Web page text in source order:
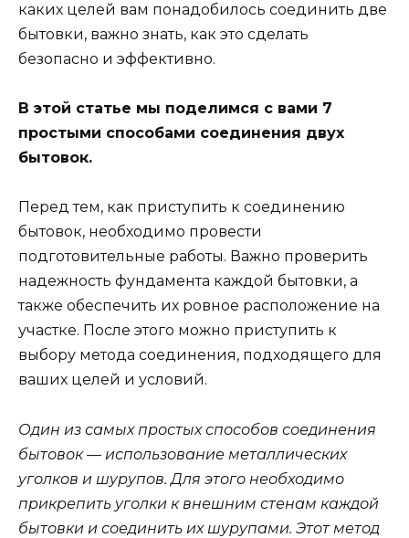
каких целей вам понадобилось соединить две
бытовки, важно знать, как это сделать
безопасно и эффективно.
В этой статье мы поделимся с вами 7
простыми способами соединения двух
бытовок.
Перед тем, как приступить к соединению
бытовок, необходимо провести
подготовительные работы. Важно проверить
надежность фундамента каждой бытовки, а
также обеспечить их ровное расположение на
участке. После этого можно приступить к
выбору метода соединения, подходящего для
ваших целей и условий.
Один из самых простых способов соединения
бытовок — использование металлических
уголков и шурупов. Для этого необходимо
прикрепить уголки к внешним стенам каждой
бытовки и соединить их шурупами. Этот метод